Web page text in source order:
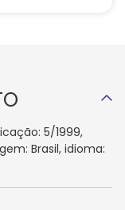
5/1999,
Brasil, idioma: